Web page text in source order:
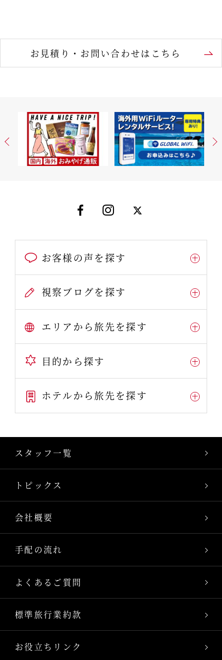
お見積り・お問い合わせはこちら
お客様の声を探す
視察ブログを探す
エリアから旅先を探す
目的から探す
ホテルから旅先を探す
スタッフ一覧
トピックス
会社概要
手配の流れ
よくあるご質問
標準旅行業約款
お役立ちリンク